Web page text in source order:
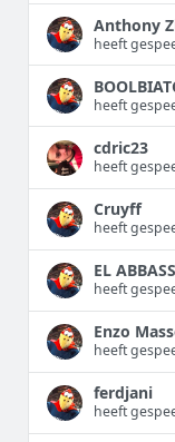
Anthony
heeft
heeft
cdric23
heeft
Cruyff
heeft
EL
heeft
Enzo
heeft
ferdjani
heeft